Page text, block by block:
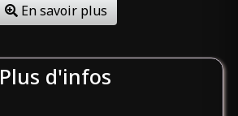
En savoir plus
Plus d'infos